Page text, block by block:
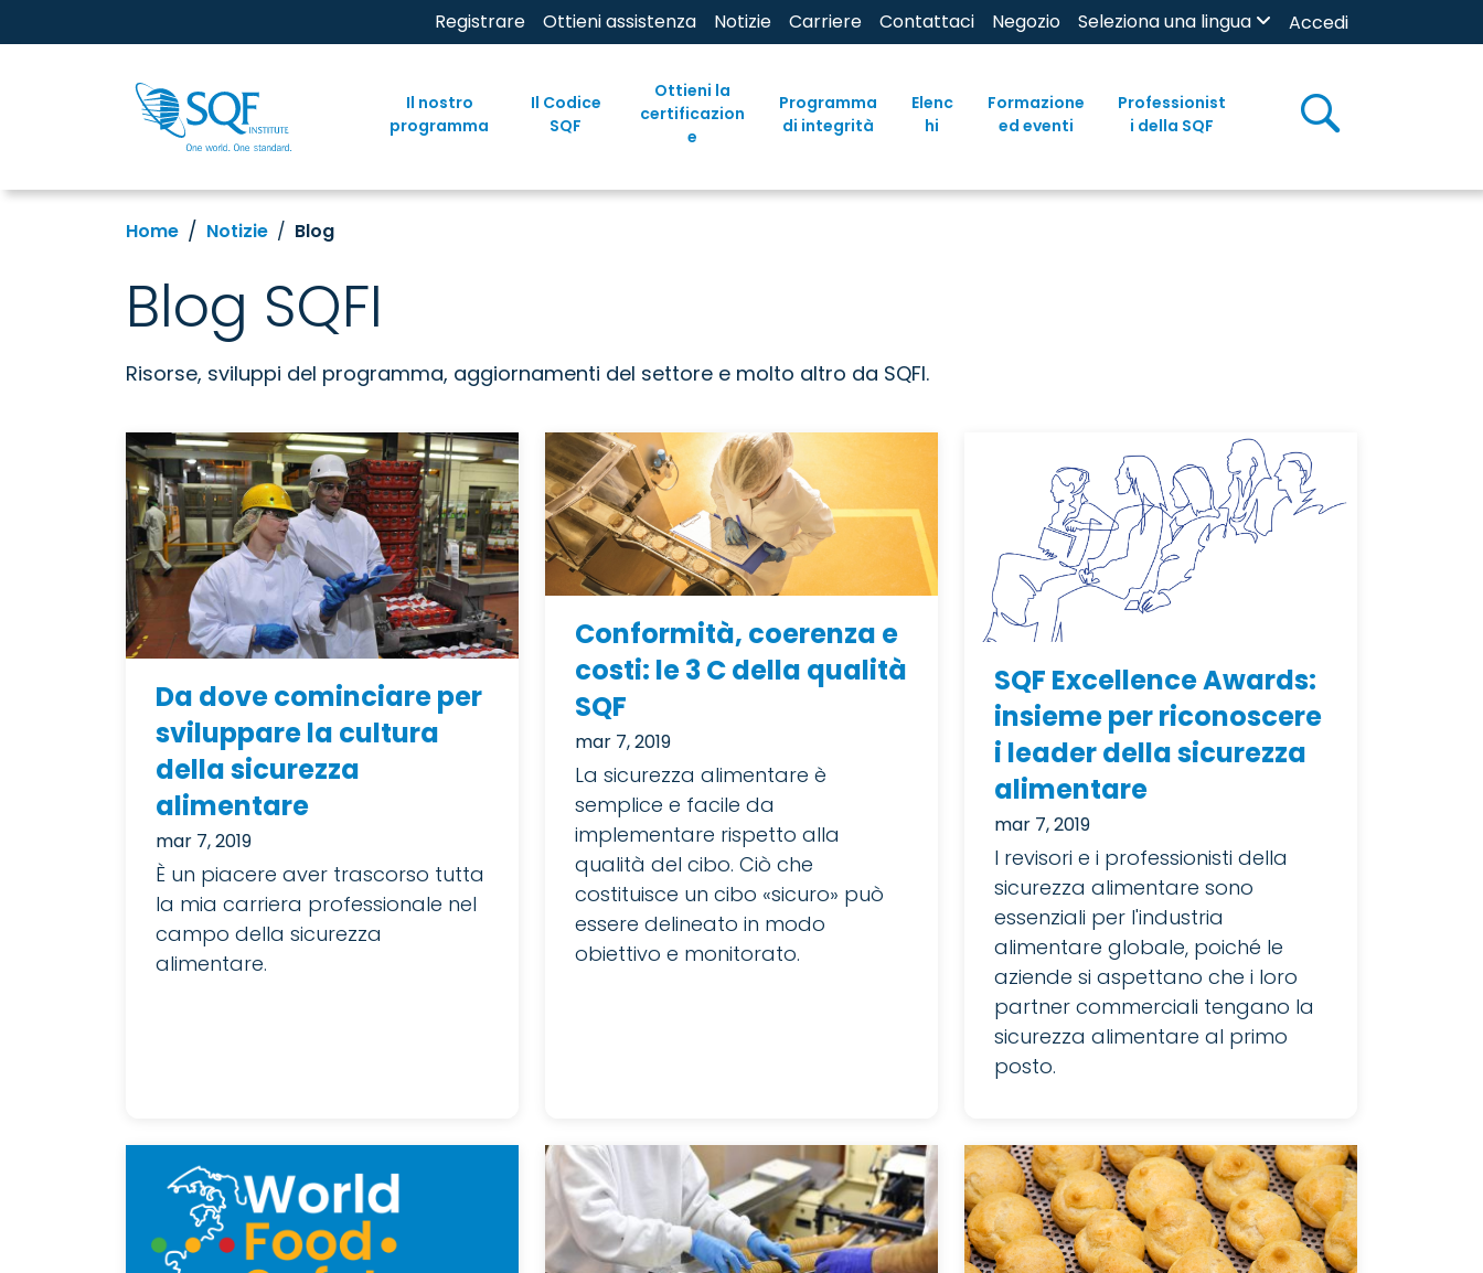
Registrare Ottieni assistenza Notizie Carriere Contattaci Negozio Seleziona una lingua Accedi
Il nostro
programma
Il Codice
SQF
Ottieni la
certificazion
e
Programma
di integrità
Elenc
hi
Formazione
ed eventi
Professionist
i della SQF
Home Notizie Blog
Blog SQFI
Risorse, sviluppi del programma, aggiornamenti del settore e molto altro da SQFI.
Da dove cominciare per
sviluppare la cultura
della sicurezza
alimentare
mar 7, 2019
È un piacere aver trascorso tutta
la mia carriera professionale nel
campo della sicurezza
alimentare.
Conformità, coerenza e
costi: le 3 C della qualità
SQF
mar 7, 2019
La sicurezza alimentare è
semplice e facile da
implementare rispetto alla
qualità del cibo. Ciò che
costituisce un cibo «sicuro» può
essere delineato in modo
obiettivo e monitorato.
SQF Excellence Awards:
insieme per riconoscere
i leader della sicurezza
alimentare
mar 7, 2019
I revisori e i professionisti della
sicurezza alimentare sono
essenziali per l'industria
alimentare globale, poiché le
aziende si aspettano che i loro
partner commerciali tengano la
sicurezza alimentare al primo
posto.